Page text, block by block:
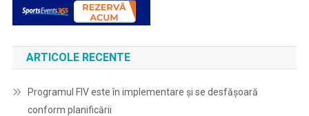
ARTICOLE RECENTE
Programul FIV este în implementare și se desfășoară
conform planificării